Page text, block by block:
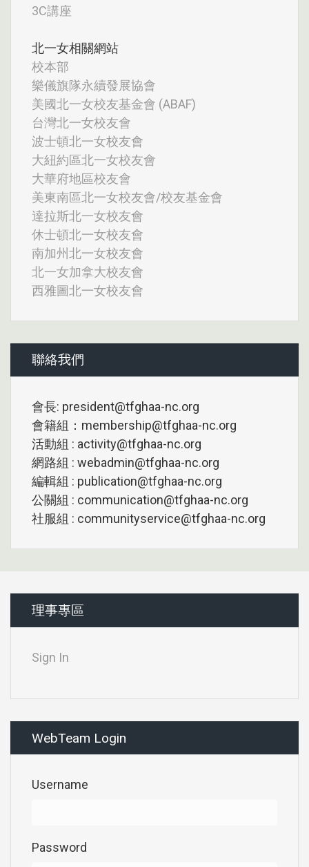
3C講座
北一女相關網站
校本部
樂儀旗隊永續發展協會
美國北一女校友基金會 (ABAF)
台灣北一女校友會
波士頓北一女校友會
大紐約區北一女校友會
大華府地區校友會
美東南區北一女校友會/校友基金會
達拉斯北一女校友會
休士頓北一女校友會
南加州北一女校友會
北一女加拿大校友會
西雅圖北一女校友會
聯絡我們
會長: president@tfghaa-nc.org
會籍組：membership@tfghaa-nc.org
活動組 : activity@tfghaa-nc.org
網路組 : webadmin@tfghaa-nc.org
編輯組 : publication@tfghaa-nc.org
公關組 : communication@tfghaa-nc.org
社服組 : communityservice@tfghaa-nc.org
理事專區
Sign In
WebTeam Login
Username
Password